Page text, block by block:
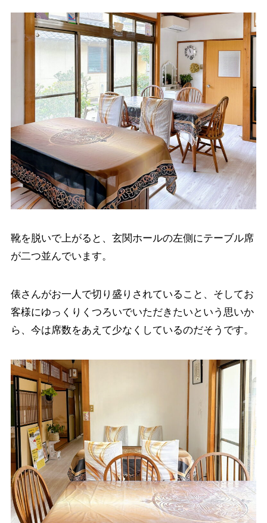
靴を脱いで上がると、玄関ホールの左側にテーブル席
が二つ並んでいます。
俵さんがお一人で切り盛りされていること、そしてお
客様にゆっくりくつろいでいただきたいという思いか
ら、今は席数をあえて少なくしているのだそうです。